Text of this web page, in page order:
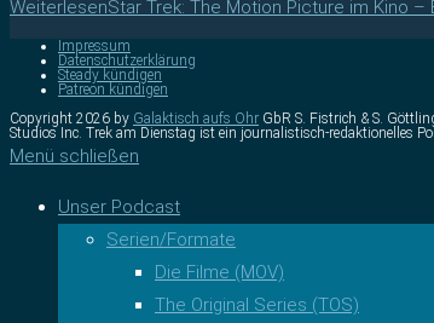
WeiterlesenStar Trek: The Motion Picture im Kino –
Impressum
Datenschutzerklärung
Steady kündigen
Patreon kündigen
Copyright 2026 by Galaktisch aufs Ohr GbR S. Fistrich & S.
Studios Inc. Trek am Dienstag ist ein journalistisch-redaktionelles
Menü schließen
Unser Podcast
Serien/Formate
Die Filme (MOV)
The Original Series (TOS)